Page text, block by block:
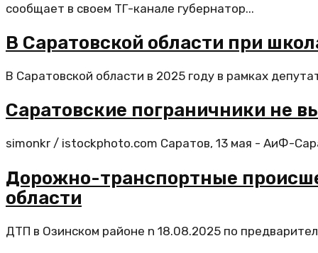
сообщает в своем ТГ-канале губернатор...
В Саратовской области при
В Саратовской области в 2025 году в рамках
Саратовские пограничники не
simonkr / istockphoto.com Саратов, 13 мая - АиФ-
Дорожно-транспортные
области
ДТП в Озинском районе n 18.08.2025 по